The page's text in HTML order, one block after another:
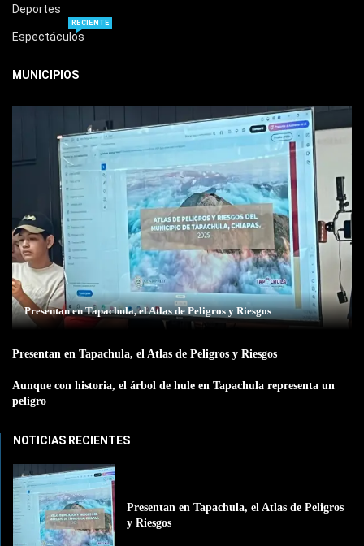
Deportes
Espectáculos
RECIENTE
MUNICIPIOS
Presentan en Tapachula, el Atlas de Peligros y Riesgos
Presentan en Tapachula, el Atlas de Peligros y Riesgos
Aunque con historia, el árbol de hule en Tapachula representa un
peligro
NOTICIAS RECIENTES
Presentan en Tapachula, el Atlas de Peligros
y Riesgos